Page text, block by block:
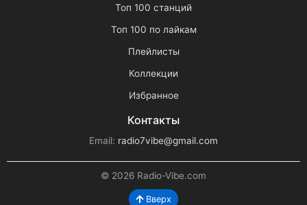
Топ 100 станций
Топ 100 по лайкам
Плейлисты
Коллекции
Избранное
Контакты
Email: radio7vibe@gmail.com
© 2026 Radio-Vibe.com
Вверх